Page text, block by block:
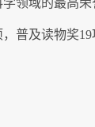
普及读物奖19